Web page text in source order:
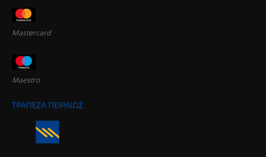
Mastercard
Maestro